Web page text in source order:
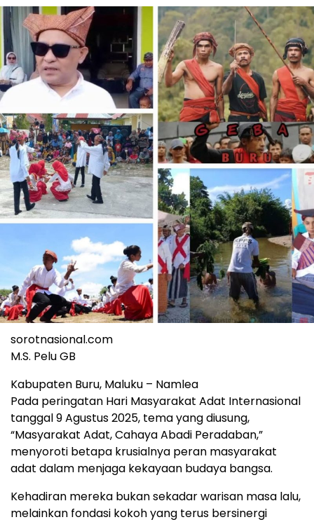
sorotnasional.com
M.S. Pelu GB
Kabupaten Buru, Maluku – Namlea
Pada peringatan Hari Masyarakat Adat Internasional
tanggal 9 Agustus 2025, tema yang diusung,
“Masyarakat Adat, Cahaya Abadi Peradaban,”
menyoroti betapa krusialnya peran masyarakat
adat dalam menjaga kekayaan budaya bangsa.
Kehadiran mereka bukan sekadar warisan masa lalu,
melainkan fondasi kokoh yang terus bersinergi